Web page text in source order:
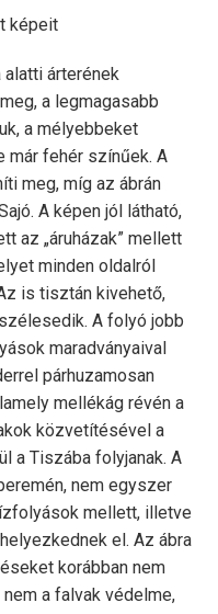
képeit
alatti árterének
a legmagasabb
a mélyebbeket
már fehér színűek. A
meg, míg az ábrán
A képen jól látható,
az „áruházak” mellett
minden oldalról
is tisztán kivehető,
A folyó jobb
maradványaival
párhuzamosan
mellékág révén a
közvetítésével a
a Tiszába folyjanak. A
nem egyszer
mellett, illetve
el. Az ábra
korábban nem
a falvak védelme,